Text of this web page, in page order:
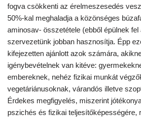
fogva csökkenti az érelmeszesedés
50%-kal meghaladja a közönséges
aminosav- összetétele (ebből épülnek fel
szervezetünk jobban hasznosítja. Épp
kifejezetten ajánlott azok számára,
igénybevételnek van kitéve:
embereknek, nehéz fizikai munkát
vegetáriánusoknak, várandós illetve
Érdekes megfigyelés, miszerint
pszichés és fizikai teljesítőképességére,